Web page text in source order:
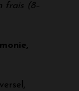
frais (8–